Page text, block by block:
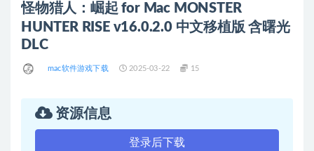
怪物猎人：崛起 for Mac MONSTER
HUNTER RISE v16.0.2.0 中文移植版 含曙光
DLC
mac软件游戏下载 2025-03-22 15
资源信息
登录后下载